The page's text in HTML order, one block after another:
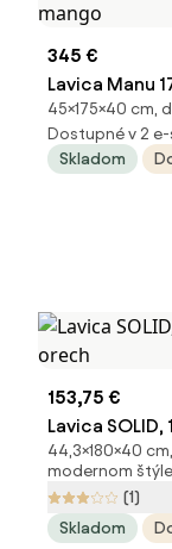
345 €
Lavica Manu
mango
45×175×40 cm,
Dostupné v 2
Skladom
153,75 €
Lavica
orech
44,3×180×40
modernom štýle
(1)
Skladom